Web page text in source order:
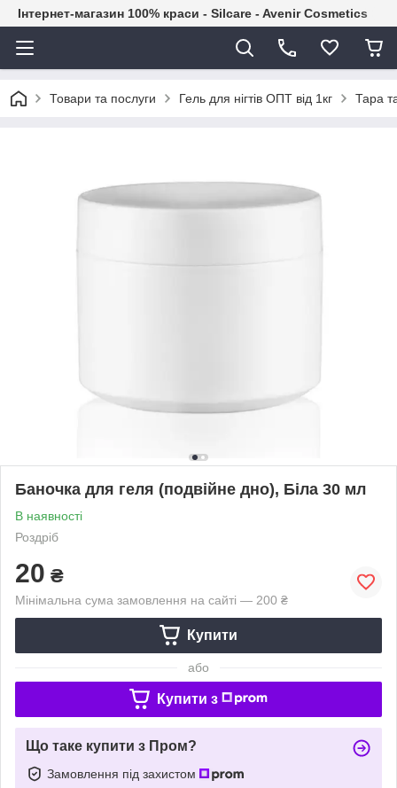
Інтернет-магазин 100% краси - Silcare - Avenir Cosmetics
Товари та послуги Гель для нігтів ОПТ від 1кг Тара
Баночка для геля (подвійне дно), Біла 30 мл
В наявності
Роздріб
20 ₴
Мінімальна сума замовлення на сайті — 200 ₴
Купити
або
Купити з
Що таке купити з Пром?
Замовлення під захистом